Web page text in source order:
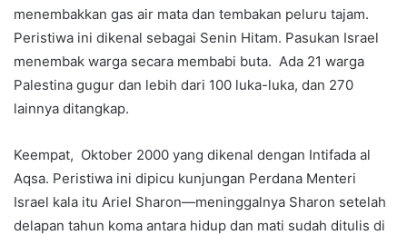
menembakkan gas air mata dan tembakan peluru tajam.
Peristiwa ini dikenal sebagai Senin Hitam. Pasukan Israel
menembak warga secara membabi buta. Ada 21 warga
Palestina gugur dan lebih dari 100 luka-luka, dan 270
lainnya ditangkap.
Keempat, Oktober 2000 yang dikenal dengan Intifada al
Aqsa. Peristiwa ini dipicu kunjungan Perdana Menteri
Israel kala itu Ariel Sharon—meninggalnya Sharon setelah
delapan tahun koma antara hidup dan mati sudah ditulis di